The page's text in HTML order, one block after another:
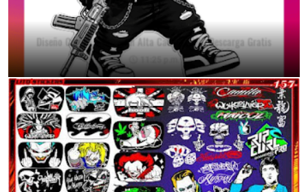
Diseño Conejo Urbano en Alta Calidad PNG Descarga Gratis
11:25 p.m.